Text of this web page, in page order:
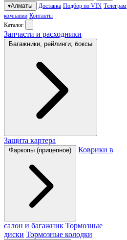
▾Алматы Доставка Подбор по VIN Телеграм
компании Контакты
Каталог
Запчасти и расходники
Багажники, рейлинги, боксы
Защита картера
Фаркопы (прицепное) Коврики в
салон и багажник Тормозные
диски Тормозные колодки